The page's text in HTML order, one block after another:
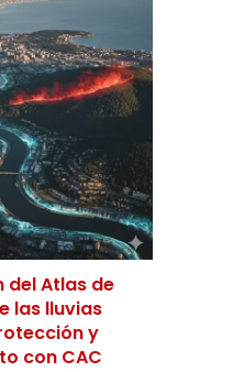
del Atlas de
las lluvias
y
con CAC